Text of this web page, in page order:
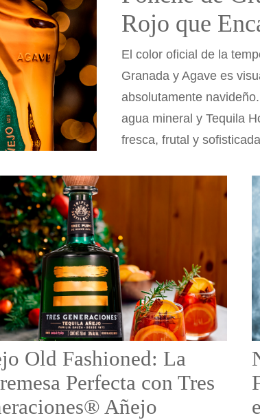
Rojo que
El color oficial de la
Granada y Agave es
absolutamente
agua mineral y Tequila
fresca, frutal y
Old Fashioned: La
Perfecta con Tres
Añejo